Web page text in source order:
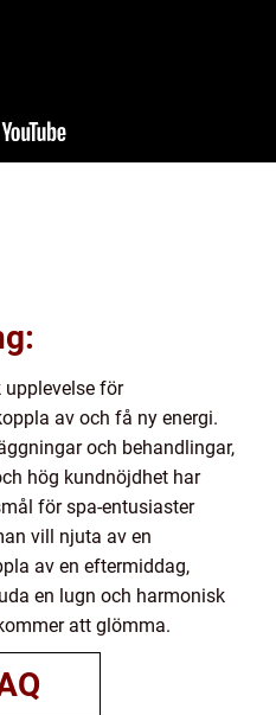
upplevelse för
av och få ny energi.
och behandlingar,
hög kundnöjdhet har
för spa-entusiaster
vill njuta av en
av en eftermiddag,
en lugn och harmonisk
att glömma.